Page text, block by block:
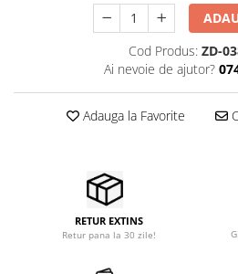
Microfoane de studio
Microfoane de Suprafata
Microfoane de voce si live
Microfoane lavaliera si headset
Microfoane pt instalatii si
Microfoane Ribbon
Microfoane stereo
Cod Produs: ZD-
Ai nevoie de ajutor?
Adauga la Favorite
RETUR EXTINS
Retur pana la 30 zile!